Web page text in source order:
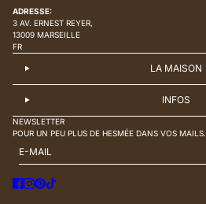
ADRESSE:
3 AV. ERNEST REYER,
13009 MARSEILLE
FR
LA MAISON
INFOS
NEWSLETTER
POUR UN PEU PLUS DE HESMÉE DANS VOS MAILS.
POLITIQUE DE CONFIDENTIALITÉ
ET LES
CONDITIONS DE SERVICE
DE HCAPTCHA S’APPLIQUENT.